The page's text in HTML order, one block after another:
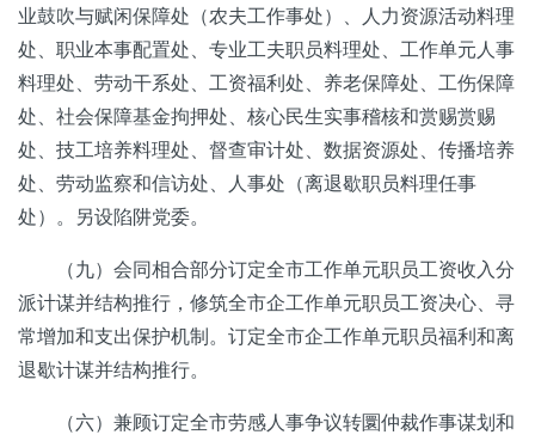
业鼓吹与赋闲保障处（农夫工作事处）、人力资源活动料理
处、职业本事配置处、专业工夫职员料理处、工作单元人事
料理处、劳动干系处、工资福利处、养老保障处、工伤保障
处、社会保障基金拘押处、核心民生实事稽核和赏赐赏赐
处、技工培养料理处、督查审计处、数据资源处、传播培养
处、劳动监察和信访处、人事处（离退歇职员料理任事
处）。另设陷阱党委。
（九）会同相合部分订定全市工作单元职员工资收入分
派计谋并结构推行，修筑全市企工作单元职员工资决心、寻
常增加和支出保护机制。订定全市企工作单元职员福利和离
退歇计谋并结构推行。
（六）兼顾订定全市劳感人事争议转圜仲裁作事谋划和